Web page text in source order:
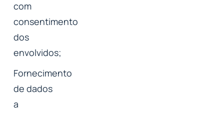
com
consentimento
dos
envolvidos;
Fornecimento
de dados
a